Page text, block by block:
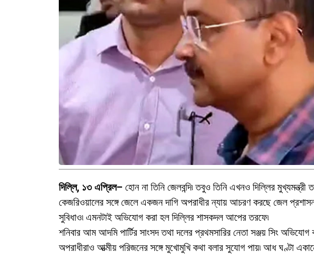
দিল্লি, ১৩ এপ্রিল– হোন না তিনি জেলবন্দি৷ তবুও তিনি এখনও দিল্লির মুখ্যমন্ত্রী
কেজরিওয়ালের সঙ্গে জেলে একজন দাগি অপরাধীর ন্যায় আচরণ করছে জেল
সুবিধাও৷ এমনটাই অভিযোগ করা হল দিল্লির শাসকদল আপের তরফে৷
শনিবার আম আদমি পার্টির সাংসদ তথা দলের প্রথমসারির নেতা সঞ্জয় সিং অভিযোগ
অপরাধীরাও আত্মীয় পরিজনের সঙ্গে মুখোমুখি কথা বলার সুযোগ পায়৷ আধ ঘণ্টা